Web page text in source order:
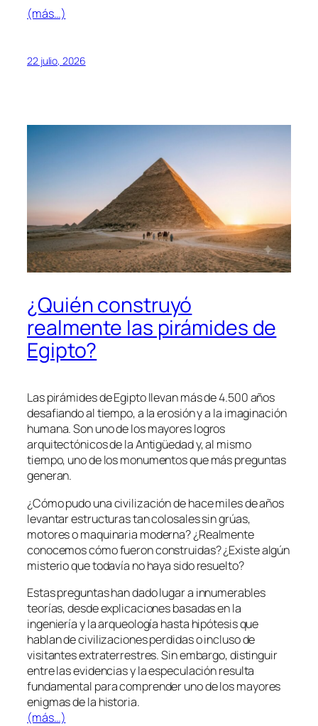
(más…)
22 julio, 2026
¿Quién construyó
realmente las pirámides de
Egipto?
Las pirámides de Egipto llevan más de 4.500 años
desafiando al tiempo, a la erosión y a la imaginación
humana. Son uno de los mayores logros
arquitectónicos de la Antigüedad y, al mismo
tiempo, uno de los monumentos que más preguntas
generan.
¿Cómo pudo una civilización de hace miles de años
levantar estructuras tan colosales sin grúas,
motores o maquinaria moderna? ¿Realmente
conocemos cómo fueron construidas? ¿Existe algún
misterio que todavía no haya sido resuelto?
Estas preguntas han dado lugar a innumerables
teorías, desde explicaciones basadas en la
ingeniería y la arqueología hasta hipótesis que
hablan de civilizaciones perdidas o incluso de
visitantes extraterrestres. Sin embargo, distinguir
entre las evidencias y la especulación resulta
fundamental para comprender uno de los mayores
enigmas de la historia.
(más…)